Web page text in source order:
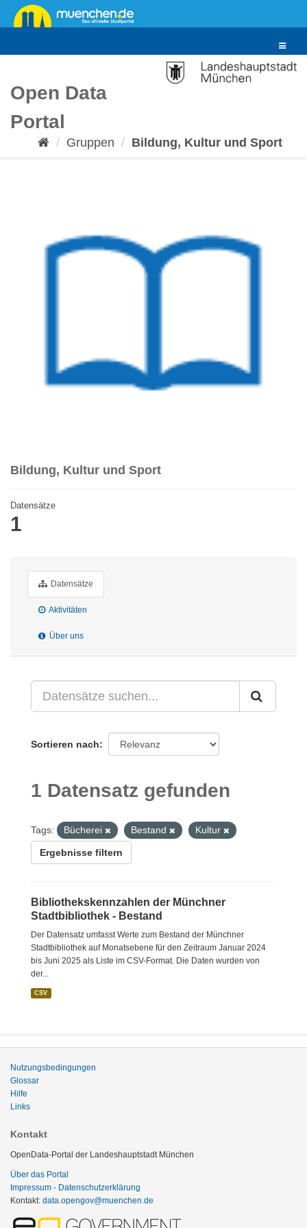
Überspringen
zum
Toggle
Open Data
Portal
Gruppen Bildung, Kultur und Sport
Bildung, Kultur und Sport
Datensätze
1
Datensätze
Aktivitäten
Über uns
Sortieren nach
1 Datensatz gefunden
Tags: Bücherei Bestand Kultur
Ergebnisse filtern
Bibliothekskennzahlen der Münchner
Stadtbibliothek - Bestand
Der Datensatz umfasst Werte zum Bestand der Münchner
Stadtbibliothek auf Monatsebene für den Zeitraum Januar 2024
bis Juni 2025 als Liste im CSV-Format. Die Daten wurden von
der...
CSV
Nutzungsbedingungen
Glossar
Hilfe
Links
Kontakt
OpenData-Portal der Landeshauptstadt München
Über das Portal
Impressum - Datenschutzerklärung
Kontakt: data.opengov@muenchen.de